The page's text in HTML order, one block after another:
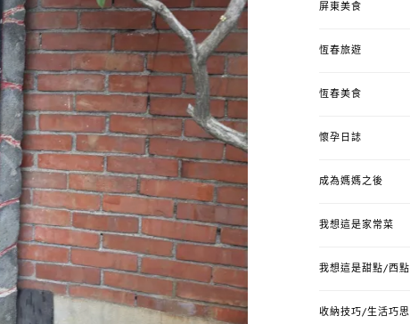
屏東美食
恆春旅遊
恆春美食
懷孕日誌
成為媽媽之後
我想這是家常菜
我想這是甜點/西點
收納技巧/生活巧思